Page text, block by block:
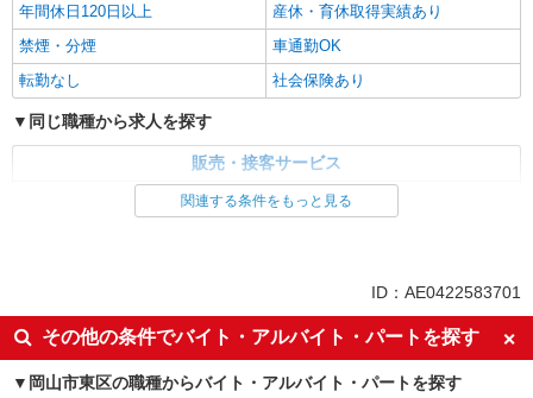
年間休日120日以上
産休・育休取得実績あり
禁煙・分煙
車通勤OK
転勤なし
社会保険あり
同じ職種から求人を探す
販売・接客サービス
短時間勤務（1日4h以内）OK
扶養内勤務OK
副業・WワークOK
産休・育休取得実績あり
車通勤OK
社会保険あり
関連する条件をもっと見る
ID：AE0422583701
その他の条件でバイト・アルバイト・パートを探す
岡山市東区の職種からバイト・アルバイト・パートを探す